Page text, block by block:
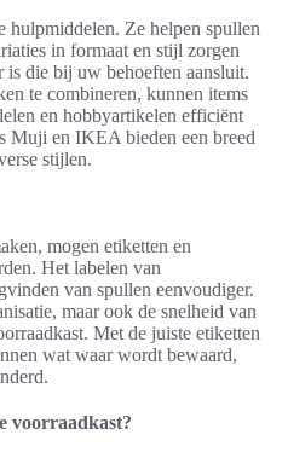
hulpmiddelen. Ze helpen spullen
in formaat en stijl zorgen
is die bij uw behoeften aansluit.
te combineren, kunnen items
en hobbyartikelen efficiënt
Muji en IKEA bieden een breed
stijlen.
mogen etiketten en
Het labelen van
van spullen eenvoudiger.
maar ook de snelheid van
Met de juiste etiketten
wat waar wordt bewaard,
voorraadkast?